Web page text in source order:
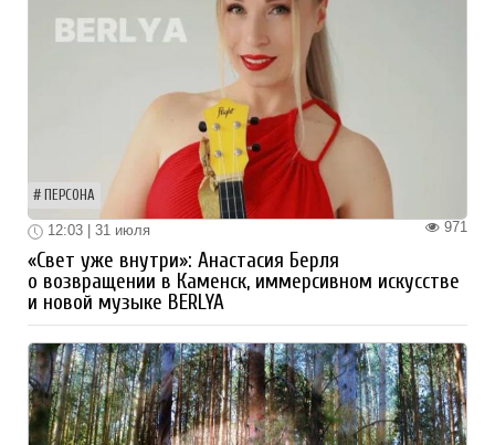
ПЕРСОНА
971
12:03 | 31 июля
«Свет уже внутри»: Анастасия Берля
о возвращении в Каменск, иммерсивном искусстве
и новой музыке BERLYA